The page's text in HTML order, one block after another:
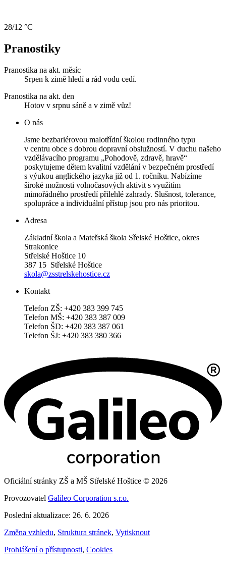
28/12 °C
Pranostiky
Pranostika na akt. měsíc
Srpen k zimě hledí a rád vodu cedí.
Pranostika na akt. den
Hotov v srpnu sáně a v zimě vůz!
O nás
Jsme bezbariérovou malotřídní školou rodinného typu
v centru obce s dobrou dopravní obslužností. V duchu našeho
vzdělávacího programu „Pohodově, zdravě, hravě“
poskytujeme dětem kvalitní vzdělání v bezpečném prostředí
s výukou anglického jazyka již od 1. ročníku. Nabízíme
široké možnosti volnočasových aktivit s využitím
mimořádného prostředí přilehlé zahrady. Slušnost, tolerance,
spolupráce a individuální přístup jsou pro nás prioritou.
Adresa
Základní škola a Mateřská škola Sřelské Hoštice, okres
Strakonice
Střelské Hoštice 10
387 15 Střelské Hoštice
skola@zsstrelskehostice.cz
Kontakt
Telefon ZŠ: +420 383 399 745
Telefon MŠ: +420 383 387 009
Telefon ŠD: +420 383 387 061
Telefon ŠJ: +420 383 380 366
Oficiální stránky ZŠ a MŠ Střelské Hoštice © 2026
Provozovatel Galileo Corporation s.r.o.
Poslední aktualizace: 26. 6. 2026
Změna vzhledu, Struktura stránek, Vytisknout
Prohlášení o přístupnosti, Cookies